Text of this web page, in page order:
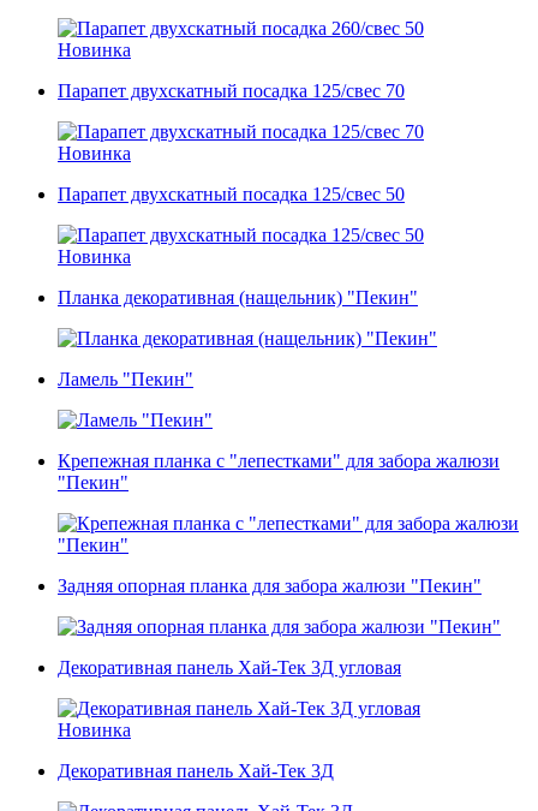
Новинка
Парапет двухскатный посадка 125/свес 70
Новинка
Парапет двухскатный посадка 125/свес 50
Новинка
Планка декоративная (нащельник) "Пекин"
Ламель "Пекин"
Крепежная планка с "лепестками" для забора жалюзи
"Пекин"
Задняя опорная планка для забора жалюзи "Пекин"
Декоративная панель Хай-Тек 3Д угловая
Новинка
Декоративная панель Хай-Тек 3Д